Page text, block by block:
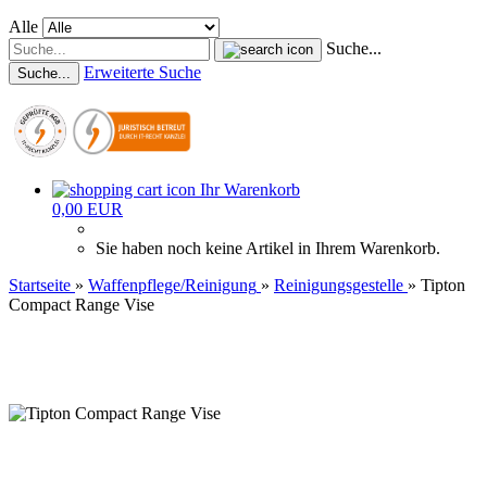
Alle
Suche...
Suche... Erweiterte Suche
Ihr Warenkorb
0,00 EUR
Sie haben noch keine Artikel in Ihrem Warenkorb.
Startseite » Waffenpflege/Reinigung » Reinigungsgestelle » Tipton
Compact Range Vise